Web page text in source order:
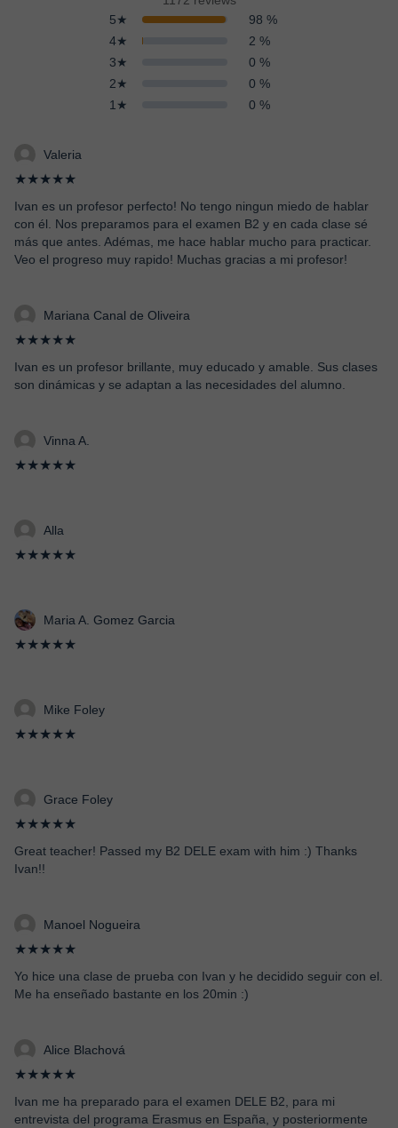
5★
98 %
4★
2 %
3★
0 %
2★
0 %
1★
0 %
Valeria
★★★★★
Ivan es un profesor perfecto! No tengo ningun miedo de hablar
con él. Nos preparamos para el examen B2 y en cada clase sé
más que antes. Adémas, me hace hablar mucho para practicar.
Veo el progreso muy rapido! Muchas gracias a mi profesor!
Mariana Canal de Oliveira
★★★★★
Ivan es un profesor brillante, muy educado y amable. Sus clases
son dinámicas y se adaptan a las necesidades del alumno.
Vinna A.
★★★★★
Alla
★★★★★
Maria A. Gomez Garcia
★★★★★
Mike Foley
★★★★★
Grace Foley
★★★★★
Great teacher! Passed my B2 DELE exam with him :) Thanks
Ivan!!
Manoel Nogueira
★★★★★
Yo hice una clase de prueba con Ivan y he decidido seguir con el.
Me ha enseñado bastante en los 20min :)
Alice Blachová
★★★★★
Ivan me ha preparado para el examen DELE B2, para mi
entrevista del programa Erasmus en España, y posteriormente